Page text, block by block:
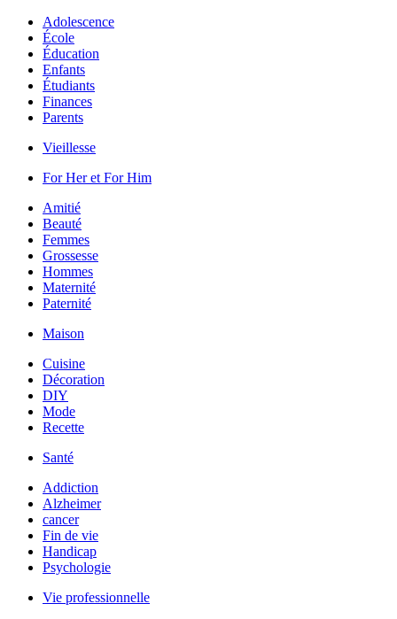
Adolescence
École
Éducation
Enfants
Étudiants
Finances
Parents
Vieillesse
For Her et For Him
Amitié
Beauté
Femmes
Grossesse
Hommes
Maternité
Paternité
Maison
Cuisine
Décoration
DIY
Mode
Recette
Santé
Addiction
Alzheimer
cancer
Fin de vie
Handicap
Psychologie
Vie professionnelle